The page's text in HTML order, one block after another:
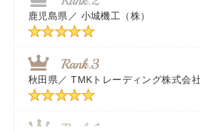
福岡県／株式会社カドワキ機械（旧ナ
東京都／
秋田県／ TMKトレーディング株式会社
鹿児島県／ 小城機工（株）
秋田県／ TMKトレーディング株式会社